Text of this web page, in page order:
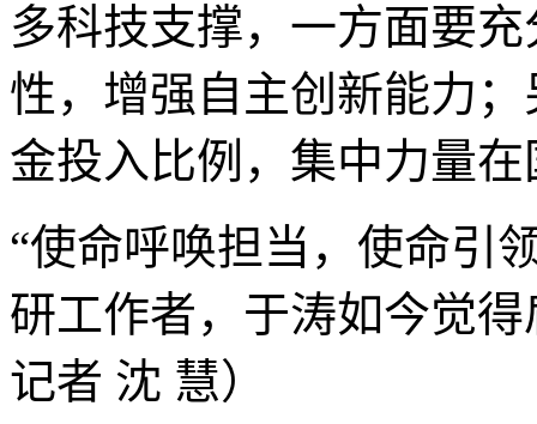
多科技支撑，一方面要
性，增强自主创新能力
金投入比例，集中力量
“使命呼唤担当，使命引
研工作者，于涛如今觉
记者 沈 慧）